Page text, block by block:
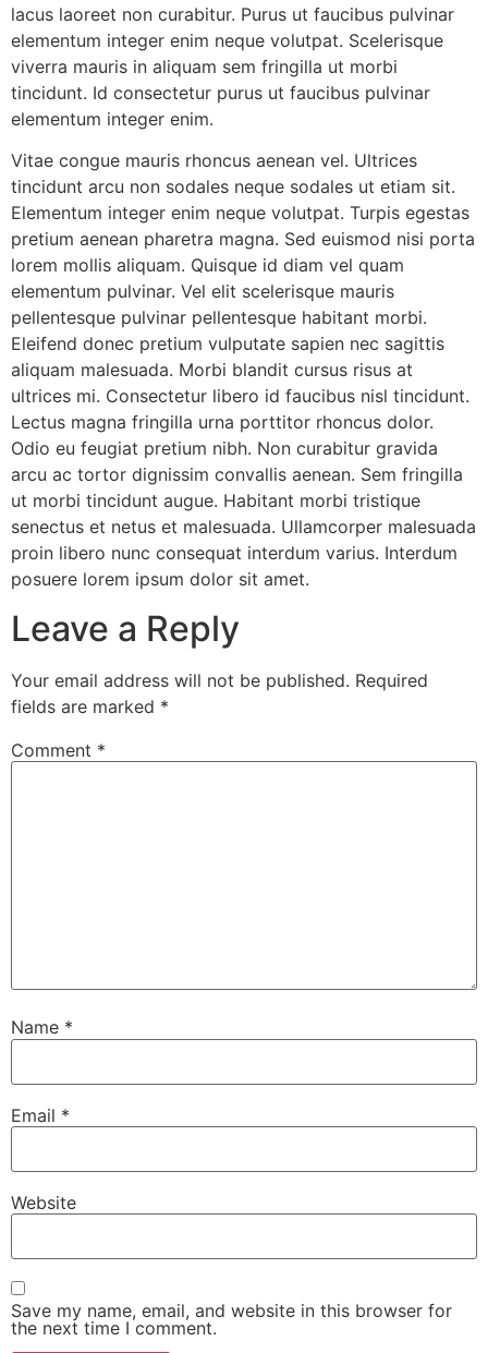
lacus laoreet non curabitur. Purus ut faucibus pulvinar
elementum integer enim neque volutpat. Scelerisque
viverra mauris in aliquam sem fringilla ut morbi
tincidunt. Id consectetur purus ut faucibus pulvinar
elementum integer enim.
Vitae congue mauris rhoncus aenean vel. Ultrices
tincidunt arcu non sodales neque sodales ut etiam sit.
Elementum integer enim neque volutpat. Turpis egestas
pretium aenean pharetra magna. Sed euismod nisi porta
lorem mollis aliquam. Quisque id diam vel quam
elementum pulvinar. Vel elit scelerisque mauris
pellentesque pulvinar pellentesque habitant morbi.
Eleifend donec pretium vulputate sapien nec sagittis
aliquam malesuada. Morbi blandit cursus risus at
ultrices mi. Consectetur libero id faucibus nisl tincidunt.
Lectus magna fringilla urna porttitor rhoncus dolor.
Odio eu feugiat pretium nibh. Non curabitur gravida
arcu ac tortor dignissim convallis aenean. Sem fringilla
ut morbi tincidunt augue. Habitant morbi tristique
senectus et netus et malesuada. Ullamcorper malesuada
proin libero nunc consequat interdum varius. Interdum
posuere lorem ipsum dolor sit amet.
Leave a Reply
Your email address will not be published. Required
fields are marked *
Comment *
Name *
Email *
Website
Save my name, email, and website in this browser for
the next time I comment.